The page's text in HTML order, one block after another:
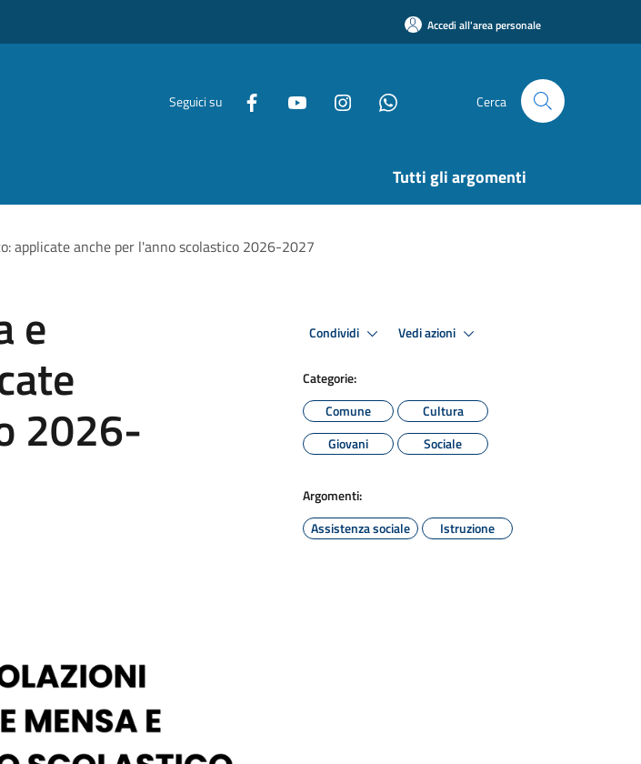
Accedi all'area personale
Seguici su Cerca
Tutti gli argomenti
applicate anche per l'anno scolastico 2026-2027
e
2026-
Condividi Vedi azioni
Categorie:
Comune
Cultura
Giovani
Sociale
Argomenti:
Assistenza sociale
Istruzione